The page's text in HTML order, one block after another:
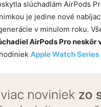
slúchadlám AirPods
je jedine nové
v minulom roku.
AirPods Pro neskôr
Apple Watch Series